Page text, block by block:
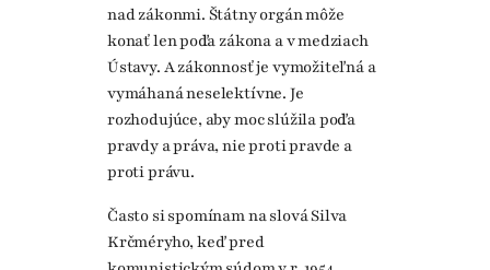
nad zákonmi. Štátny orgán môže
konať len podľa zákona a v medziach
Ústavy. A zákonnosť je vymožiteľná a
vymáhaná neselektívne. Je
rozhodujúce, aby moc slúžila podľa
pravdy a práva, nie proti pravde a
proti právu.
Často si spomínam na slová Silva
Krčméryho, keď pred